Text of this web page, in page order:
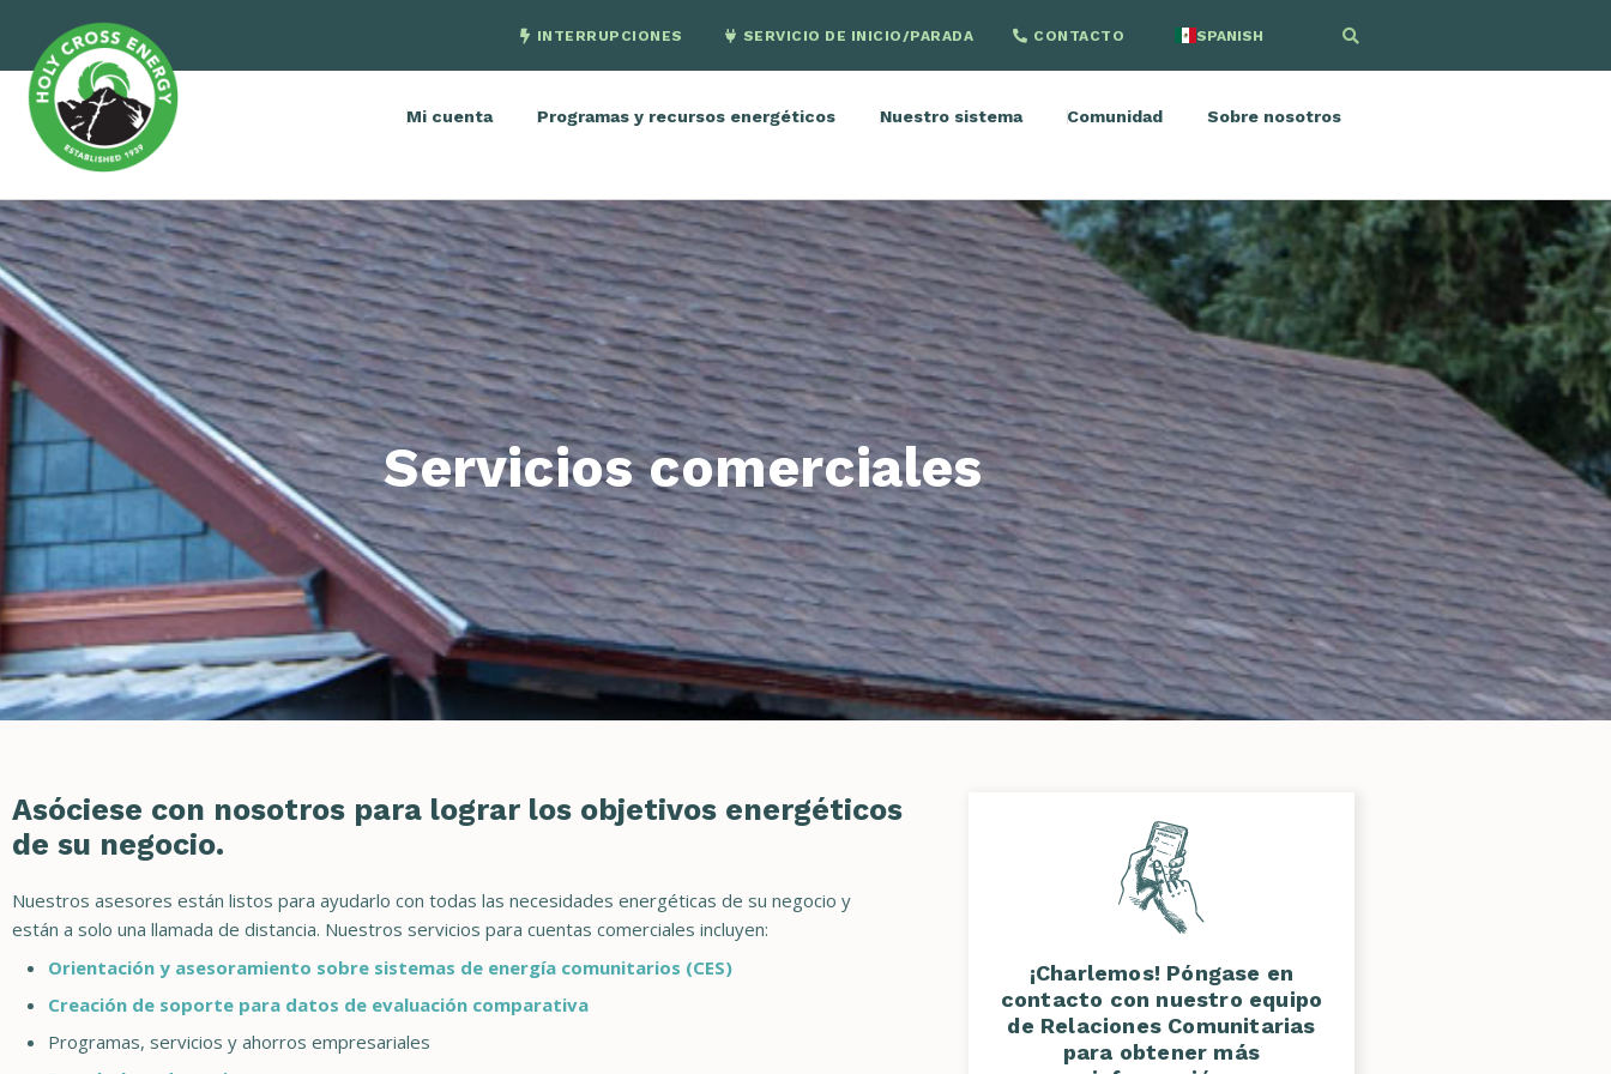
INTERRUPCIONES SERVICIO DE INICIO/PARADA CONTACTO SPANISH
ENGLISH
Mi cuenta Programas y recursos energéticos Nuestro sistema Comunidad Sobre nosotros
Servicios comerciales
Asóciese con nosotros para lograr los objetivos energéticos
de su negocio.
Nuestros asesores están listos para ayudarlo con todas las necesidades energéticas de su negocio y
están a solo una llamada de distancia. Nuestros servicios para cuentas comerciales incluyen:
Orientación y asesoramiento sobre sistemas de energía comunitarios (CES)
Creación de soporte para datos de evaluación comparativa
Programas, servicios y ahorros empresariales
¡Charlemos! Póngase en
contacto con nuestro equipo
de Relaciones Comunitarias
para obtener más